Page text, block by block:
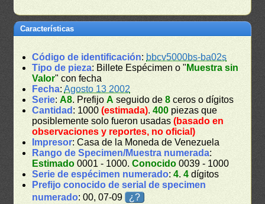
Características
Código de identificación: bbcv5000bs-ba02s
Tipo de pieza: Billete Espécimen o " Muestra sin
Valor" con fecha
Fecha:Agosto 13 2002
Serie: A8. PrefijoA seguido de8 ceros o dígitos
Cantidad : 1000(estimada).400 piezas que
posiblemente solo fueron usadas(basado en
observaciones y reportes, no oficial)
Impresor: Casa de la Moneda de Venezuela
Rango de Specimen/Muestra numerada:
Estimado 0001 - 1000.Conocido 0039 - 1000
Serie de espécimen numerado:4.4 dígitos
Prefijo conocido de serial de specimen
numerado: 00, 07-09
¿?